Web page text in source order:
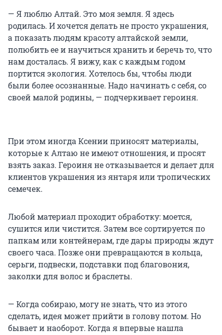
— Я люблю Алтай. Это моя земля. Я здесь
родилась. И хочется делать не просто украшения,
а показать людям красоту алтайской земли,
полюбить ее и научиться хранить и беречь то, что
нам досталась. Я вижу, как с каждым годом
портится экология. Хотелось бы, чтобы люди
были более осознанные. Надо начинать с себя, со
своей малой родины, — подчеркивает героиня.
При этом иногда Ксении приносят материалы,
которые к Алтаю не имеют отношения, и просят
взять заказ. Героиня не отказывается и делает для
клиентов украшения из янтаря или тропических
семечек.
Любой материал проходит обработку: моется,
сушится или чистится. Затем все сортируется по
папкам или контейнерам, где дары природы ждут
своего часа. Позже они превращаются в кольца,
серьги, подвески, подставки под благовония,
заколки для волос и браслеты.
— Когда собираю, могу не знать, что из этого
сделать, идея может прийти в голову потом. Но
бывает и наоборот. Когда я впервые нашла